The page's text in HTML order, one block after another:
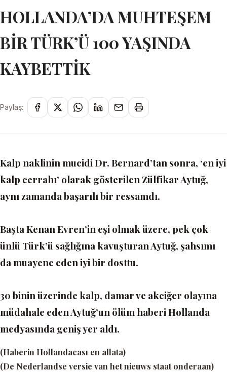
HOLLANDA’DA MUHTEŞEM
BİR TÜRK’Ü 100 YAŞINDA
KAYBETTİK
Paylaş:
Kalp naklinin mucidi Dr. Bernard’tan sonra, ‘en iyi
kalp cerrahı’ olarak gösterilen Zülfikar Aytuğ,
aynı zamanda başarılı bir ressamdı.
Başta Kenan Evren’in eşi olmak üzere, pek çok
ünlü Türk’ü sağlığına kavuşturan Aytuğ, şahsımı
da muayene eden iyi bir dosttu.
30 binin üzerinde kalp, damar ve akciğer olayına
müdahale eden Aytuğ’un ölüm haberi Hollanda
medyasında geniş yer aldı.
(Haberin Hollandacası en allata)
(De Nederlandse versie van het nieuws staat onderaan)